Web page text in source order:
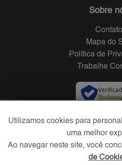
Sobre
Contato
Mapa do
Política de
Trabalhe
Redes
Utilizamos cookies para
uma melhor
Ao navegar neste site, você
de